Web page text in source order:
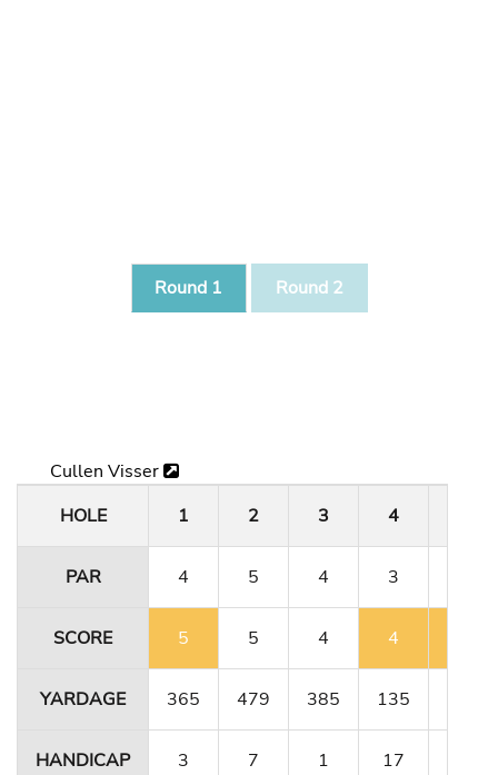
Round 1 Round 2
Cullen Visser
HOLE
1 2 3 4
PAR 4 5 4 3
SCORE 5 5 4 4
YARDAGE 365 479 385 135
HANDICAP 3 7 1 17